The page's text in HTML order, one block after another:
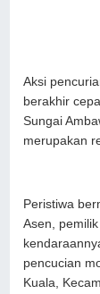
Aksi
berakhir
Sungai
merupakan
Peristiwa
Asen,
pencucian
Kuala,